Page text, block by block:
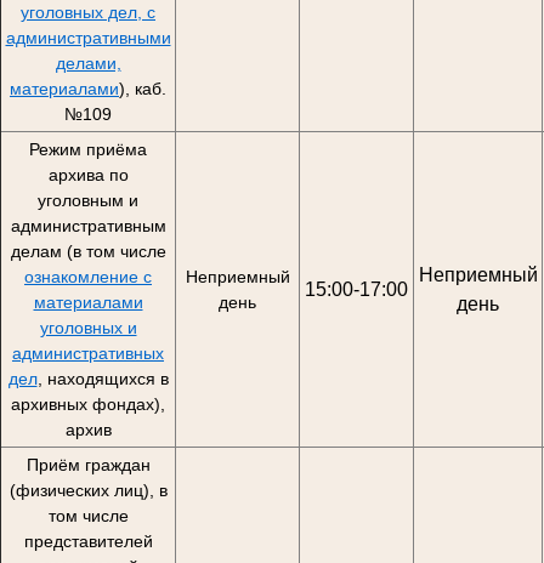
уголовных дел, с
административными
делами,
материалами), каб.
№109
Режим приёма
архива по
уголовным и
административным
делам (в том числе
ознакомление с
материалами
уголовных и
административных
дел, находящихся в
архивных фондах),
архив
Неприемный
день
15:00-17:00
Неприемный
день
Приём граждан
(физических лиц), в
том числе
представителей